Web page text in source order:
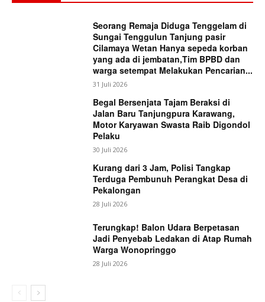
Seorang Remaja Diduga Tenggelam di
Sungai Tenggulun Tanjung pasir
Cilamaya Wetan Hanya sepeda korban
yang ada di jembatan,Tim BPBD dan
warga setempat Melakukan Pencarian...
31 Juli 2026
Begal Bersenjata Tajam Beraksi di
Jalan Baru Tanjungpura Karawang,
Motor Karyawan Swasta Raib Digondol
Pelaku
30 Juli 2026
Kurang dari 3 Jam, Polisi Tangkap
Terduga Pembunuh Perangkat Desa di
Pekalongan
28 Juli 2026
Terungkap! Balon Udara Berpetasan
Jadi Penyebab Ledakan di Atap Rumah
Warga Wonopringgo
28 Juli 2026